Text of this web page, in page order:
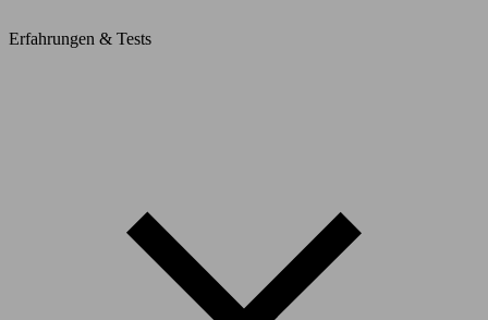
Erfahrungen & Tests